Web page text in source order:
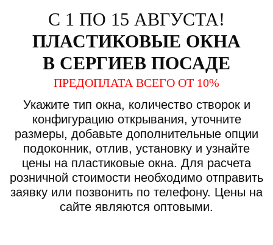
С 1 ПО 15 АВГУСТА!
ПЛАСТИКОВЫЕ ОКНА
В СЕРГИЕВ ПОСАДЕ
ПРЕДОПЛАТА ВСЕГО ОТ 10%
Укажите тип окна, количество створок и
конфигурацию открывания, уточните
размеры, добавьте дополнительные опции
подоконник, отлив, установку и узнайте
цены на пластиковые окна. Для расчета
розничной стоимости необходимо отправить
заявку или позвонить по телефону. Цены на
сайте являются оптовыми.